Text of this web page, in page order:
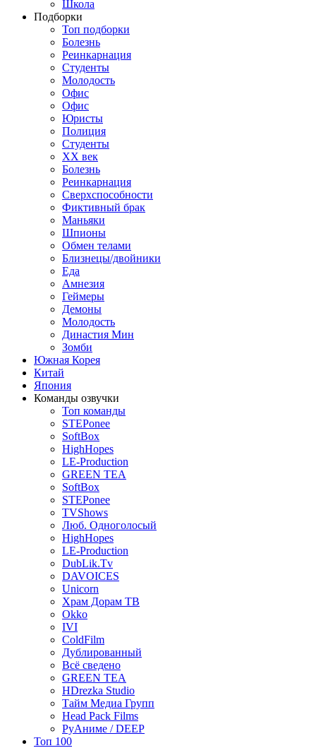
Школа
Подборки
Топ подборки
Болезнь
Реинкарнация
Студенты
Молодость
Офис
Офис
Юристы
Полиция
Студенты
ХХ век
Болезнь
Реинкарнация
Сверхспособности
Фиктивный брак
Маньяки
Шпионы
Обмен телами
Близнецы/двойники
Еда
Амнезия
Геймеры
Демоны
Молодость
Династия Мин
Зомби
Южная Корея
Китай
Япония
Команды озвучки
Топ команды
STEPonee
SoftBox
HighHopes
LE-Production
GREEN TEA
SoftBox
STEPonee
TVShows
Люб. Одноголосый
HighHopes
LE-Production
DubLik.Tv
DAVOICES
Unicorn
Храм Дорам ТВ
Okko
IVI
ColdFilm
Дублированный
Всё сведено
GREEN TEA
HDrezka Studio
Тайм Медиа Групп
Head Pack Films
РуАниме / DEEP
Топ 100